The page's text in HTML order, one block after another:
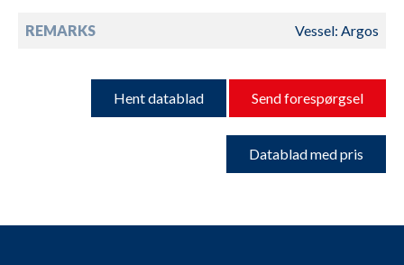
REMARKS Vessel: Argos
Hent datablad Send forespørgsel
Datablad med pris